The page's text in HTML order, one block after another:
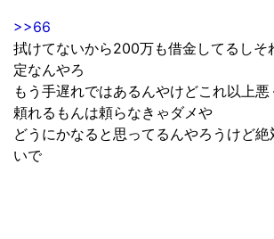
>>66
拭けてないから200万も借金してるしそ
定なんやろ
もう手遅れではあるんやけどこれ以上
頼れるもんは頼らなきゃダメや
どうにかなると思ってるんやろうけど
いで